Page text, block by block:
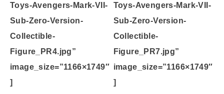
Toys-Avengers-Mark-VII-
Sub-Zero-Version-
Collectible-
Figure_PR4.jpg”
image_size=”1166×1749″
]
Toys-Avengers-Mark-VII-
Sub-Zero-Version-
Collectible-
Figure_PR7.jpg”
image_size=”1166×1749″
]